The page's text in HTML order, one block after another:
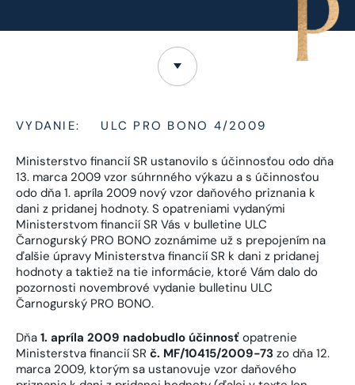
VYDANIE: ULC PRO BONO 4/2009
Ministerstvo financií SR ustanovilo s účinnosťou odo dňa
13. marca 2009 vzor súhrnného výkazu a s účinnosťou
odo dňa 1. apríla 2009 nový vzor daňového priznania k
dani z pridanej hodnoty. S opatreniami vydanými
Ministerstvom financií SR Vás v bulletine ULC
Čarnogurský PRO BONO zoznámime už s prepojením na
ďalšie úpravy Ministerstva financií SR k dani z pridanej
hodnoty a taktiež na tie informácie, ktoré Vám dalo do
pozornosti novembrové vydanie bulletinu ULC
Čarnogurský PRO BONO.
Dňa 1. apríla 2009 nadobudlo účinnosť opatrenie
Ministerstva financií SR č. MF/10415/2009-73 zo dňa 12.
marca 2009, ktorým sa ustanovuje vzor daňového